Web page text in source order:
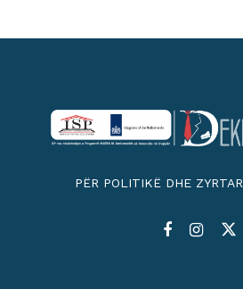
PËR POLITIKË DHE